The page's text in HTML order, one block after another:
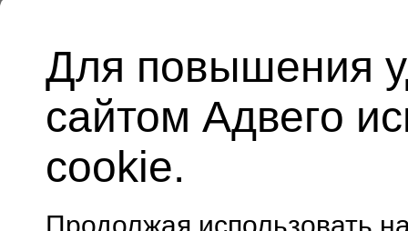
Для повышения
сайтом Адвего
cookie.